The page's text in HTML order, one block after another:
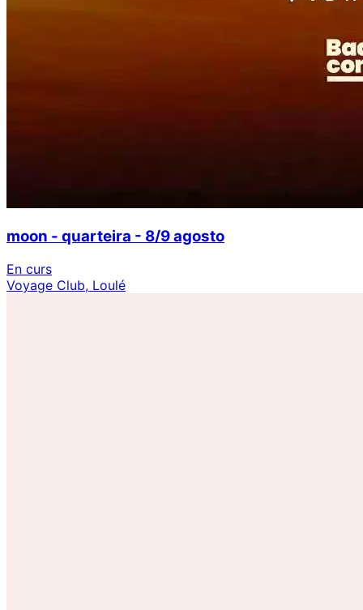
moon - quarteira - 8/9 agosto
En curs
Voyage Club, Loulé